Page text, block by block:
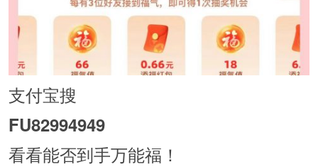
支付宝搜
FU82994949
看看能否到手万能福！